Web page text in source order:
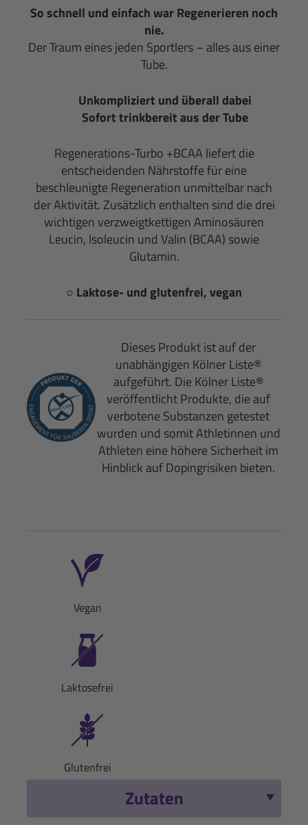
So schnell und einfach war Regenerieren noch
nie.
Der Traum eines jeden Sportlers – alles aus einer
Tube.
Unkompliziert und überall dabei
Sofort trinkbereit aus der Tube
Regenerations-Turbo +BCAA liefert die
entscheidenden Nährstoffe für eine
beschleunigte Regeneration unmittelbar nach
der Aktivität. Zusätzlich enthalten sind die drei
wichtigen verzweigtkettigen Aminosäuren
Leucin, Isoleucin und Valin (BCAA) sowie
Glutamin.
○ Laktose- und glutenfrei, vegan
Dieses Produkt ist auf der
unabhängigen Kölner Liste®
aufgeführt. Die Kölner Liste®
veröffentlicht Produkte, die auf
verbotene Substanzen getestet
wurden und somit Athletinnen und
Athleten eine höhere Sicherheit im
Hinblick auf Dopingrisiken bieten.
Vegan
Laktosefrei
Glutenfrei
Zutaten